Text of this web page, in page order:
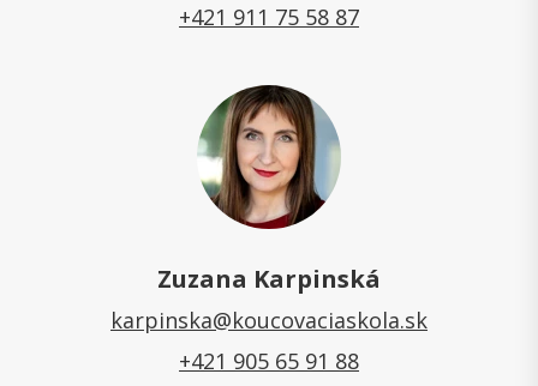
+421 911 75 58 87
Zuzana Karpinská
karpinska@koucovaciaskola.sk
+421 905 65 91 88